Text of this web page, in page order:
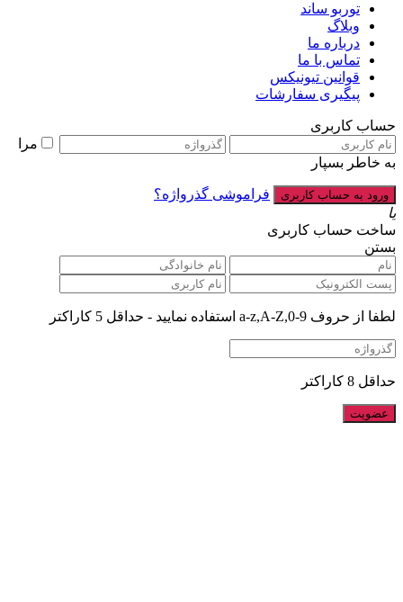
توربو ساند
وبلاگ
درباره ما
تماس با ما
قوانین تیونیکس
پیگیری سفارشات
حساب کاربری
مرا
به خاطر بسپار
فراموشی گذرواژه؟
یا
ساخت حساب کاربری
بستن
لطفا از حروف a-z,A-Z,0-9 استفاده نمایید - حداقل 5 کاراکتر
حداقل 8 کاراکتر